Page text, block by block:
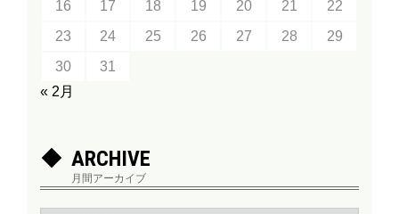
16
17 18 19 20 21
22
23
24 25 26 27 28
29
30
31
« 2月
ARCHIVE
月間アーカイブ